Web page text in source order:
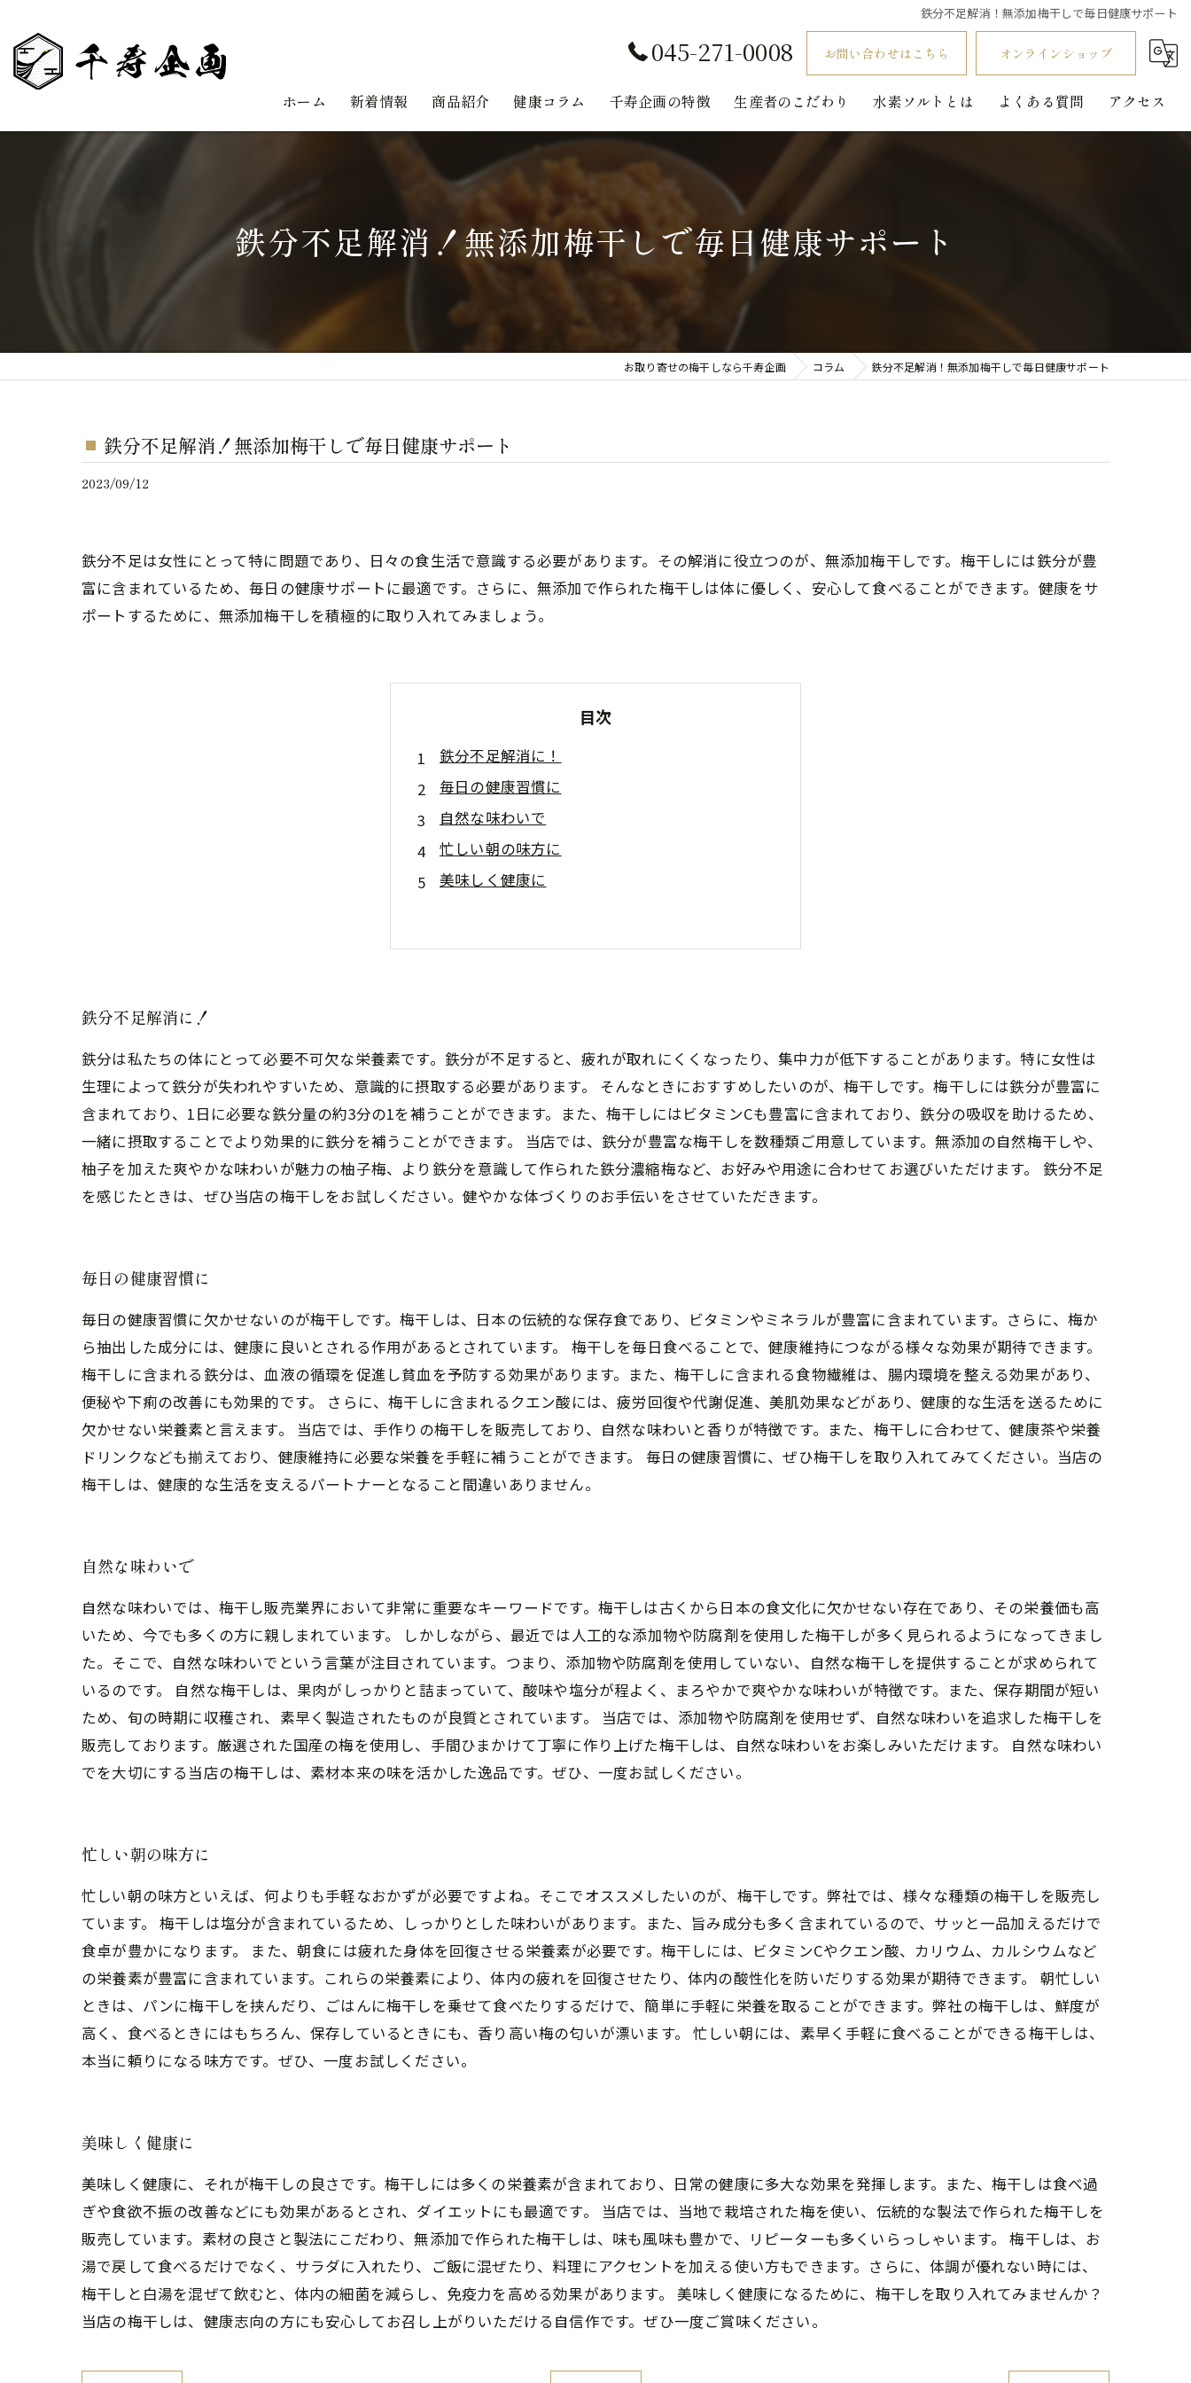
鉄分不足解消！無添加梅干しで毎日健康サポート
045-271-0008 お問い合わせはこちら オンラインショップ
ホーム 新着情報 商品紹介 健康コラム 千寿企画の特徴
味噌
無添加
鉄分
健康
生産者のこだわり 水素ソルトとは よくある質問 アクセス
鉄分不足解消！無添加梅干しで毎日健康サポート
お取り寄せの梅干しなら千寿企画 コラム 鉄分不足解消！無添加梅干しで毎日健康サポート
鉄分不足解消！無添加梅干しで毎日健康サポート
2023/09/12
鉄分不足は女性にとって特に問題であり、日々の食生活で意識する必要があります。その解消に役立つのが、無添加梅干しです。梅干しには鉄分が豊
富に含まれているため、毎日の健康サポートに最適です。さらに、無添加で作られた梅干しは体に優しく、安心して食べることができます。健康をサ
ポートするために、無添加梅干しを積極的に取り入れてみましょう。
目次
鉄分不足解消に！
毎日の健康習慣に
自然な味わいで
忙しい朝の味方に
美味しく健康に
鉄分不足解消に！
鉄分は私たちの体にとって必要不可欠な栄養素です。鉄分が不足すると、疲れが取れにくくなったり、集中力が低下することがあります。特に女性は
生理によって鉄分が失われやすいため、意識的に摂取する必要があります。 そんなときにおすすめしたいのが、梅干しです。梅干しには鉄分が豊富に
含まれており、1日に必要な鉄分量の約3分の1を補うことができます。また、梅干しにはビタミンCも豊富に含まれており、鉄分の吸収を助けるため、
一緒に摂取することでより効果的に鉄分を補うことができます。 当店では、鉄分が豊富な梅干しを数種類ご用意しています。無添加の自然梅干しや、
柚子を加えた爽やかな味わいが魅力の柚子梅、より鉄分を意識して作られた鉄分濃縮梅など、お好みや用途に合わせてお選びいただけます。 鉄分不足
を感じたときは、ぜひ当店の梅干しをお試しください。健やかな体づくりのお手伝いをさせていただきます。
毎日の健康習慣に
毎日の健康習慣に欠かせないのが梅干しです。梅干しは、日本の伝統的な保存食であり、ビタミンやミネラルが豊富に含まれています。さらに、梅か
ら抽出した成分には、健康に良いとされる作用があるとされています。 梅干しを毎日食べることで、健康維持につながる様々な効果が期待できます。
梅干しに含まれる鉄分は、血液の循環を促進し貧血を予防する効果があります。また、梅干しに含まれる食物繊維は、腸内環境を整える効果があり、
便秘や下痢の改善にも効果的です。 さらに、梅干しに含まれるクエン酸には、疲労回復や代謝促進、美肌効果などがあり、健康的な生活を送るために
欠かせない栄養素と言えます。 当店では、手作りの梅干しを販売しており、自然な味わいと香りが特徴です。また、梅干しに合わせて、健康茶や栄養
ドリンクなども揃えており、健康維持に必要な栄養を手軽に補うことができます。 毎日の健康習慣に、ぜひ梅干しを取り入れてみてください。当店の
梅干しは、健康的な生活を支えるパートナーとなること間違いありません。
自然な味わいで
自然な味わいでは、梅干し販売業界において非常に重要なキーワードです。梅干しは古くから日本の食文化に欠かせない存在であり、その栄養価も高
いため、今でも多くの方に親しまれています。 しかしながら、最近では人工的な添加物や防腐剤を使用した梅干しが多く見られるようになってきまし
た。そこで、自然な味わいでという言葉が注目されています。つまり、添加物や防腐剤を使用していない、自然な梅干しを提供することが求められて
いるのです。 自然な梅干しは、果肉がしっかりと詰まっていて、酸味や塩分が程よく、まろやかで爽やかな味わいが特徴です。また、保存期間が短い
ため、旬の時期に収穫され、素早く製造されたものが良質とされています。 当店では、添加物や防腐剤を使用せず、自然な味わいを追求した梅干しを
販売しております。厳選された国産の梅を使用し、手間ひまかけて丁寧に作り上げた梅干しは、自然な味わいをお楽しみいただけます。 自然な味わい
でを大切にする当店の梅干しは、素材本来の味を活かした逸品です。ぜひ、一度お試しください。
忙しい朝の味方に
忙しい朝の味方といえば、何よりも手軽なおかずが必要ですよね。そこでオススメしたいのが、梅干しです。弊社では、様々な種類の梅干しを販売し
ています。 梅干しは塩分が含まれているため、しっかりとした味わいがあります。また、旨み成分も多く含まれているので、サッと一品加えるだけで
食卓が豊かになります。 また、朝食には疲れた身体を回復させる栄養素が必要です。梅干しには、ビタミンCやクエン酸、カリウム、カルシウムなど
の栄養素が豊富に含まれています。これらの栄養素により、体内の疲れを回復させたり、体内の酸性化を防いだりする効果が期待できます。 朝忙しい
ときは、パンに梅干しを挟んだり、ごはんに梅干しを乗せて食べたりするだけで、簡単に手軽に栄養を取ることができます。弊社の梅干しは、鮮度が
高く、食べるときにはもちろん、保存しているときにも、香り高い梅の匂いが漂います。 忙しい朝には、素早く手軽に食べることができる梅干しは、
本当に頼りになる味方です。ぜひ、一度お試しください。
美味しく健康に
美味しく健康に、それが梅干しの良さです。梅干しには多くの栄養素が含まれており、日常の健康に多大な効果を発揮します。また、梅干しは食べ過
ぎや食欲不振の改善などにも効果があるとされ、ダイエットにも最適です。 当店では、当地で栽培された梅を使い、伝統的な製法で作られた梅干しを
販売しています。素材の良さと製法にこだわり、無添加で作られた梅干しは、味も風味も豊かで、リピーターも多くいらっしゃいます。 梅干しは、お
湯で戻して食べるだけでなく、サラダに入れたり、ご飯に混ぜたり、料理にアクセントを加える使い方もできます。さらに、体調が優れない時には、
梅干しと白湯を混ぜて飲むと、体内の細菌を減らし、免疫力を高める効果があります。 美味しく健康になるために、梅干しを取り入れてみませんか？
当店の梅干しは、健康志向の方にも安心してお召し上がりいただける自信作です。ぜひ一度ご賞味ください。